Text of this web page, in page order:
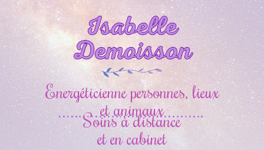
Energéticienne personnes, lieux
et animaux
Soins à distance
et en cabinet